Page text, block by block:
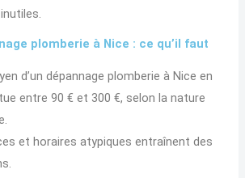
plomberie à Nice : ce qu’il faut
d’un dépannage plomberie à Nice en
entre 90 € et 300 €, selon la nature
et horaires atypiques entraînent des